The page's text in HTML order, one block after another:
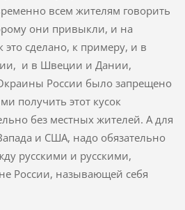
всем жителям говорить
они привыкли, и на
это сделано, к примеру, и в
и в Швеции и Дании,
России было запрещено
получить этот кусок
без местных жителей. А для
и США, надо обязательно
русскими и русскими,
России, называющей себя